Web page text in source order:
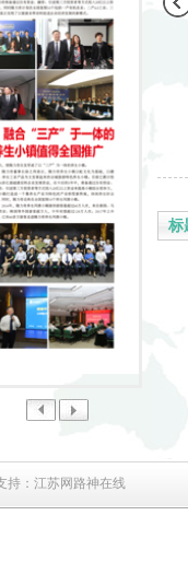
标
持： 江苏网路神在线